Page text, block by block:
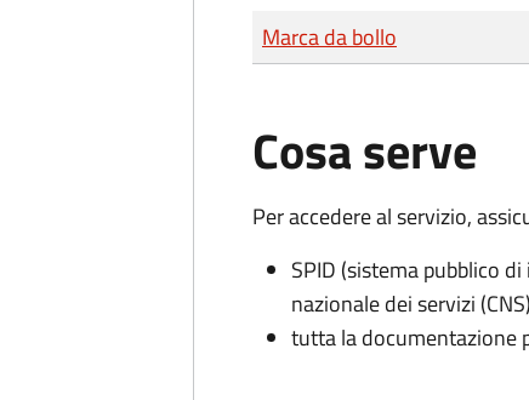
Tipo di pagamento
Importo
Marca da bollo
Cosa serve
Per accedere al servizio,
SPID (sistema pubblico
nazionale dei servizi (CNS)
tutta la documentazione